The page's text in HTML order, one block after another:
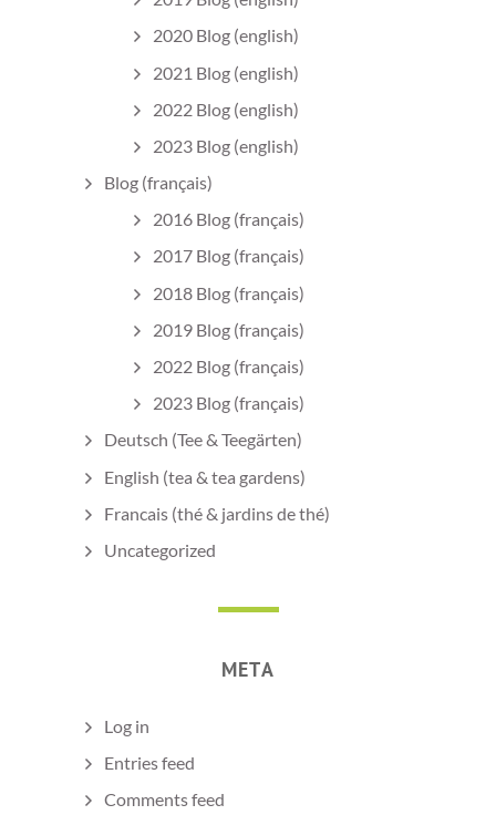
2020 Blog (english)
2021 Blog (english)
2022 Blog (english)
2023 Blog (english)
Blog (français)
2016 Blog (français)
2017 Blog (français)
2018 Blog (français)
2019 Blog (français)
2022 Blog (français)
2023 Blog (français)
Deutsch (Tee & Teegärten)
English (tea & tea gardens)
Francais (thé & jardins de thé)
Uncategorized
META
Log in
Entries feed
Comments feed